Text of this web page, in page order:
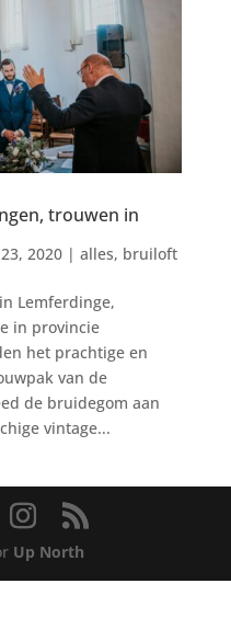
trouwen in
2020| alles, bruiloft
Lemferdinge,
in provincie
het prachtige en
van de
de bruidegom aan
vintage...
Up North